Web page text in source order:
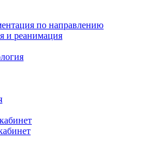
по направлению
и реанимация